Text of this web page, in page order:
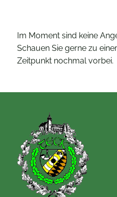
Im Moment sind keine
Schauen Sie gerne zu
Zeitpunkt nochmal vorbei.